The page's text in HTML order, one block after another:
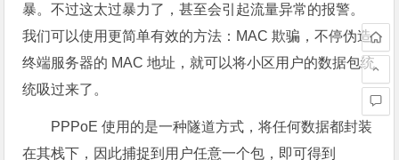
暴。不过这太过暴力了，甚至会引起流量异常的报警。
我们可以使用更简单有效的方法：MAC 欺骗，不停伪造
终端服务器的 MAC 地址，就可以将小区用户的数据包统
统吸过来了。
PPPoE 使用的是一种隧道方式，将任何数据都封装
在其栈下，因此捕捉到用户任意一个包，即可得到